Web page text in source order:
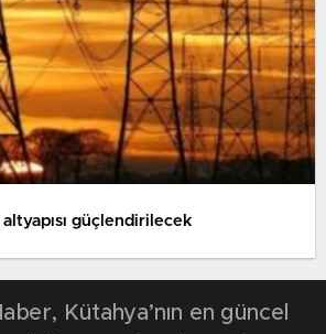
altyapısı güçlendirilecek
Kütahya’nın en güncel